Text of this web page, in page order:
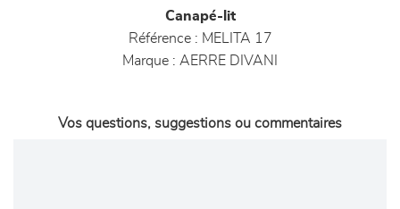
Canapé-lit
Référence : MELITA 17
Marque : AERRE DIVANI
Vos questions, suggestions ou commentaires